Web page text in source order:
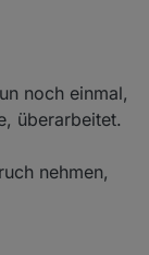
noch einmal,
überarbeitet.
nehmen,